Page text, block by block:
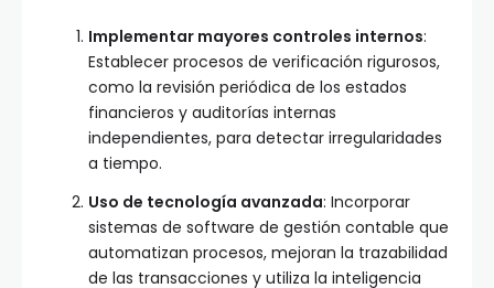
Implementar mayores controles internos:
Establecer procesos de verificación rigurosos,
como la revisión periódica de los estados
financieros y auditorías internas
independientes, para detectar irregularidades
a tiempo.
Uso de tecnología avanzada: Incorporar
sistemas de software de gestión contable que
automatizan procesos, mejoran la trazabilidad
de las transacciones y utiliza la inteligencia